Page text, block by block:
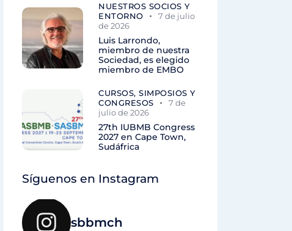
NUESTROS SOCIOS Y
ENTORNO
7 de julio
de 2026
Luis Larrondo,
miembro de nuestra
Sociedad, es elegido
miembro de EMBO
CURSOS, SIMPOSIOS Y
CONGRESOS
7 de
julio de 2026
27th IUBMB Congress
2027 en Cape Town,
Sudáfrica
Síguenos en Instagram
sbbmch